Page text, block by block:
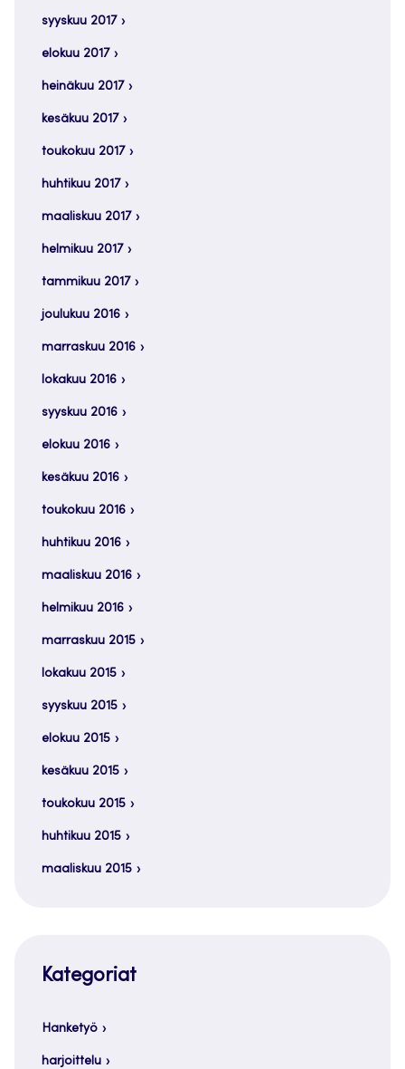
syyskuu 2017
elokuu 2017
heinäkuu 2017
kesäkuu 2017
toukokuu 2017
huhtikuu 2017
maaliskuu 2017
helmikuu 2017
tammikuu 2017
joulukuu 2016
marraskuu 2016
lokakuu 2016
syyskuu 2016
elokuu 2016
kesäkuu 2016
toukokuu 2016
huhtikuu 2016
maaliskuu 2016
helmikuu 2016
marraskuu 2015
lokakuu 2015
syyskuu 2015
elokuu 2015
kesäkuu 2015
toukokuu 2015
huhtikuu 2015
maaliskuu 2015
Kategoriat
Hanketyö
harjoittelu